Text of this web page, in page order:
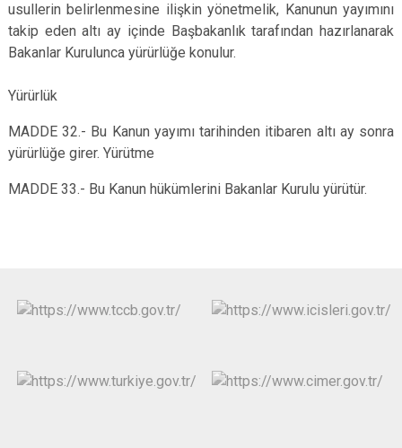
usullerin belirlenmesine ilişkin yönetmelik, Kanunun yayımını
takip eden altı ay içinde Başbakanlık tarafından hazırlanarak
Bakanlar Kurulunca yürürlüğe konulur.
Yürürlük
MADDE 32.- Bu Kanun yayımı tarihinden itibaren altı ay sonra
yürürlüğe girer. Yürütme
MADDE 33.- Bu Kanun hükümlerini Bakanlar Kurulu yürütür.